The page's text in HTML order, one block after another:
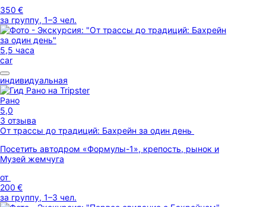
350 €
за группу, 1–3 чел.
5,5 часа
car
индивидуальная
Рано
5,0
3 отзыва
От трассы до традиций: Бахрейн за один день
Посетить автодром «Формулы-1», крепость, рынок и
Музей жемчуга
от
200 €
за группу, 1–3 чел.